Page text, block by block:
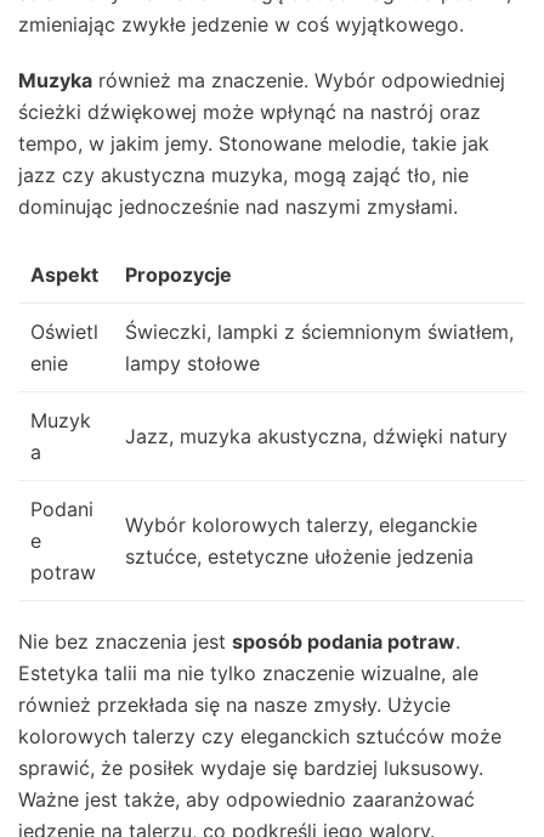
zmieniając zwykłe jedzenie w coś wyjątkowego.
Muzyka również ma znaczenie. Wybór odpowiedniej
ścieżki dźwiękowej może wpłynąć na nastrój oraz
tempo, w jakim jemy. Stonowane melodie, takie jak
jazz czy akustyczna muzyka, mogą zająć tło, nie
dominując jednocześnie nad naszymi zmysłami.
Aspekt Propozycje
Oświetl
enie
Świeczki, lampki z ściemnionym światłem,
lampy stołowe
Muzyk
a
Jazz, muzyka akustyczna, dźwięki natury
Podani
e
potraw
Wybór kolorowych talerzy, eleganckie
sztućce, estetyczne ułożenie jedzenia
Nie bez znaczenia jest sposób podania potraw.
Estetyka talii ma nie tylko znaczenie wizualne, ale
również przekłada się na nasze zmysły. Użycie
kolorowych talerzy czy eleganckich sztućców może
sprawić, że posiłek wydaje się bardziej luksusowy.
Ważne jest także, aby odpowiednio zaaranżować
jedzenie na talerzu, co podkreśli jego walory.